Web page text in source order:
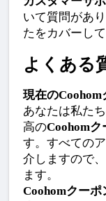
いて質問があ
たをカバーして
よくある
現在の
あなたは私た
高のCoohomク
す。すべての
介しますので
ます。
Coohomクー